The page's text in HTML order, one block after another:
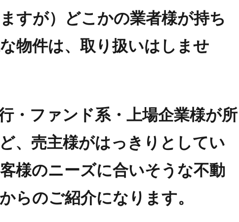
すが）どこかの業者様が持ち
物件は、取り扱いはしませ
・ファンド系・上場企業様が所
、売主様がはっきりとしてい
様のニーズに合いそうな不動
らのご紹介になります。